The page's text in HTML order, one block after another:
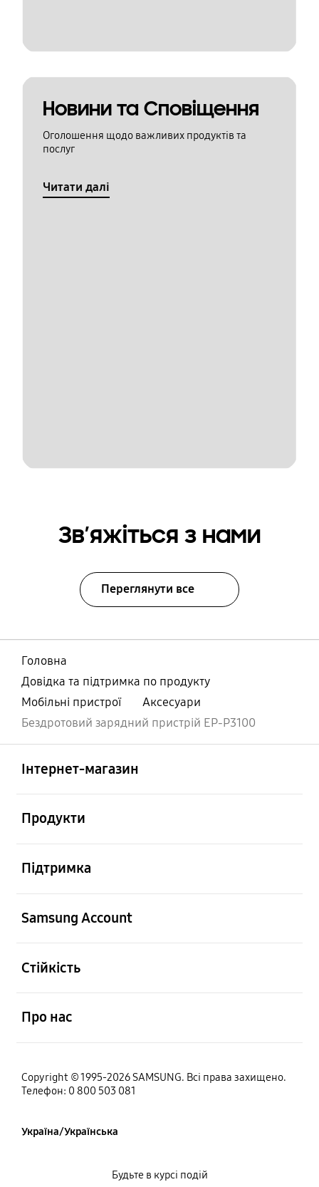
Новини та Сповіщення
Оголошення щодо важливих продуктів та
послуг
Читати далі
Зв’яжіться з нами
Переглянути все
Головна
Довідка та підтримка по продукту
Мобільні пристрої
Аксесуари
Бездротовий зарядний пристрій EP-P3100
Інтернет-магазин
Продукти
Підтримка
Samsung Account
Стійкість
Про нас
Copyright © 1995-2026 SAMSUNG. Всі права захищено.
Телефон: 0 800 503 081
Україна/Українська
Будьте в курсі подій